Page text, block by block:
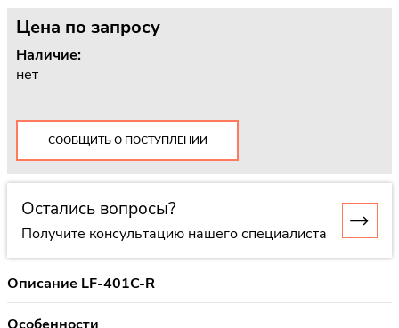
Цена по запросу
Наличие:
нет
СООБЩИТЬ О ПОСТУПЛЕНИИ
Остались вопросы?
Получите консультацию нашего специалиста
Описание LF-401C-R
Особенности